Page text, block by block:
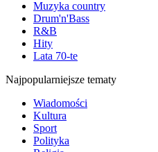
Muzyka country
Drum'n'Bass
R&B
Hity
Lata 70-te
Najpopularniejsze tematy
Wiadomości
Kultura
Sport
Polityka